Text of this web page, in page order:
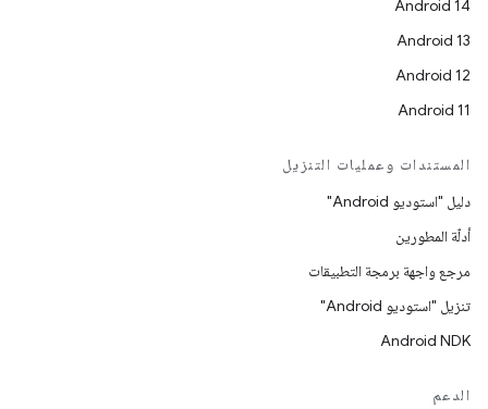
Android 14
Android 13
Android 12
Android 11
المستندات وعمليات التنزيل
دليل "استوديو Android"
أدلّة المطورين
مرجع واجهة برمجة التطبيقات
تنزيل "استوديو Android"
Android NDK
الدعم